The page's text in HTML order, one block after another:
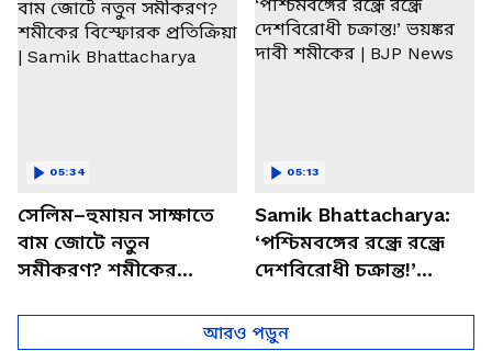
সেলিম–হুমায়ন সাক্ষাতে
বাম জোটে নতুন
সমীকরণ? শমীকের
Samik Bhattacharya
05:34
Samik Bhattacharya:
‘পশ্চিমবঙ্গের রন্ধ্রে রন্ধ্রে
দেশবিরোধী চক্রান্ত!’
BJP News
05:13
আরও পড়ুন